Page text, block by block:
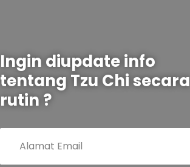
Ingin diupdate info
tentang Tzu Chi secara
rutin ?